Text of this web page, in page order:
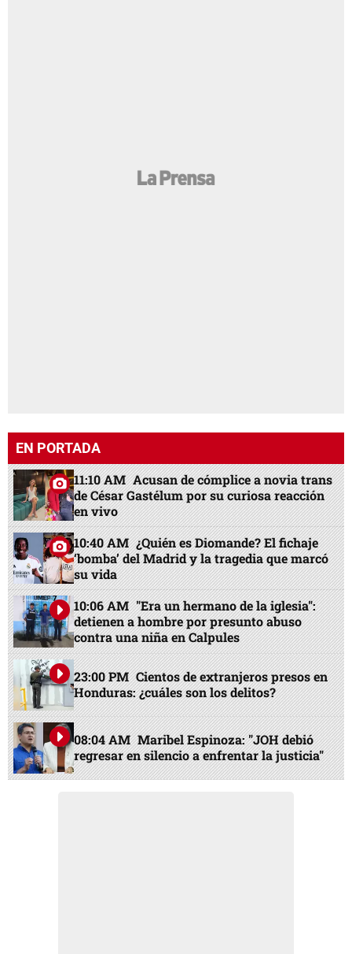
EN PORTADA
11:10 AM Acusan de cómplice a novia trans
de César Gastélum por su curiosa reacción
en vivo
10:40 AM ¿Quién es Diomande? El fichaje
‘bomba’ del Madrid y la tragedia que marcó
su vida
10:06 AM "Era un hermano de la iglesia":
detienen a hombre por presunto abuso
contra una niña en Calpules
23:00 PM Cientos de extranjeros presos en
Honduras: ¿cuáles son los delitos?
08:04 AM Maribel Espinoza: "JOH debió
regresar en silencio a enfrentar la justicia"